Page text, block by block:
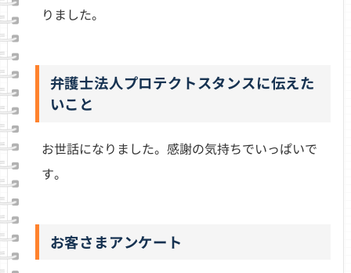
りました。
弁護士法人プロテクトスタンスに伝えた
いこと
お世話になりました。感謝の気持ちでいっぱいで
す。
お客さまアンケート